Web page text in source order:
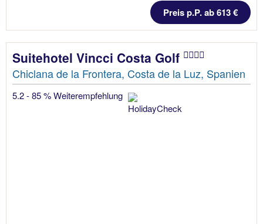
Preis p.P. ab 613 €
Suitehotel Vincci Costa Golf
Chiclana de la Frontera, Costa de la Luz, Spanien
5.2 - 85 % Weiterempfehlung